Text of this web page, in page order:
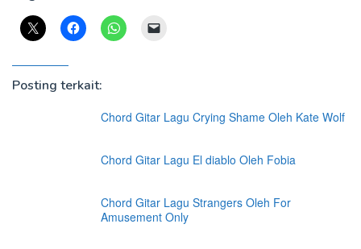
Posting terkait:
Chord Gitar Lagu Crying Shame Oleh Kate Wolf
Chord Gitar Lagu El diablo Oleh Fobia
Chord Gitar Lagu Strangers Oleh For
Amusement Only